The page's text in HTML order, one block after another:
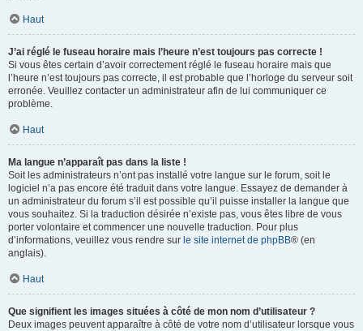
Haut
J’ai réglé le fuseau horaire mais l’heure n’est toujours pas correcte !
Si vous êtes certain d’avoir correctement réglé le fuseau horaire mais que
l’heure n’est toujours pas correcte, il est probable que l’horloge du serveur soit
erronée. Veuillez contacter un administrateur afin de lui communiquer ce
problème.
Haut
Ma langue n’apparaît pas dans la liste !
Soit les administrateurs n’ont pas installé votre langue sur le forum, soit le
logiciel n’a pas encore été traduit dans votre langue. Essayez de demander à
un administrateur du forum s’il est possible qu’il puisse installer la langue que
vous souhaitez. Si la traduction désirée n’existe pas, vous êtes libre de vous
porter volontaire et commencer une nouvelle traduction. Pour plus
d’informations, veuillez vous rendre sur le site internet de phpBB® (en
anglais).
Haut
Que signifient les images situées à côté de mon nom d’utilisateur ?
Deux images peuvent apparaître à côté de votre nom d’utilisateur lorsque vous